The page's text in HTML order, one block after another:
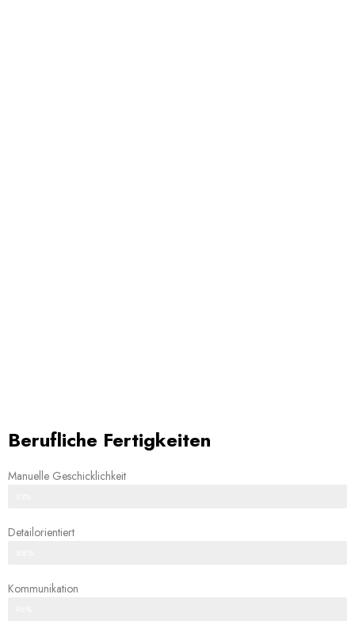
Berufliche Fertigkeiten
Manuelle Geschicklichkeit
Detailorientiert
Kommunikation